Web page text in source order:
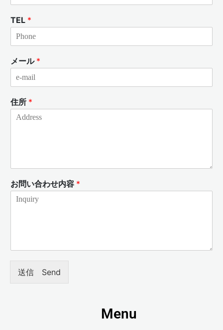
TEL *
メール *
住所 *
お問い合わせ内容 *
送信 Send
Menu